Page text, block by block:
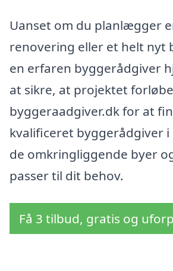
Uanset om du planlægger
renovering eller et helt nyt
en erfaren byggerådgiver
at sikre, at projektet
byggeraadgiver.dk for at
kvalificeret byggerådgiver i
de omkringliggende byer
passer til dit behov.
Få 3 tilbud, gratis og